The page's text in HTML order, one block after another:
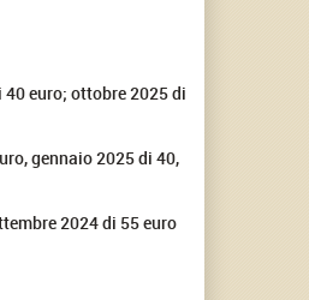
euro; ottobre 2025 di
gennaio 2025 di 40,
2024 di 55 euro